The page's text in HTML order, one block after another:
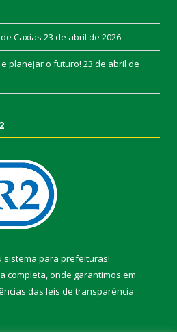
Caxias 23 de abril de 2026
planejar o futuro! 23 de abril de
sistema para prefeituras!
completa, onde garantimos em
das leis de transparência